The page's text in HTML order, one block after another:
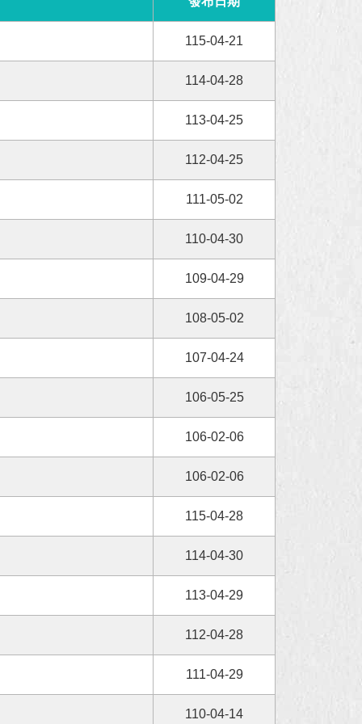
115-04-21
114-04-28
113-04-25
112-04-25
111-05-02
110-04-30
109-04-29
108-05-02
107-04-24
106-05-25
106-02-06
106-02-06
115-04-28
114-04-30
113-04-29
112-04-28
111-04-29
110-04-14